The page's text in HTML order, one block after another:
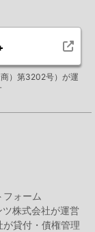
）第3202号）が運
ォーム
株式会社が運営
貸付・債権管理